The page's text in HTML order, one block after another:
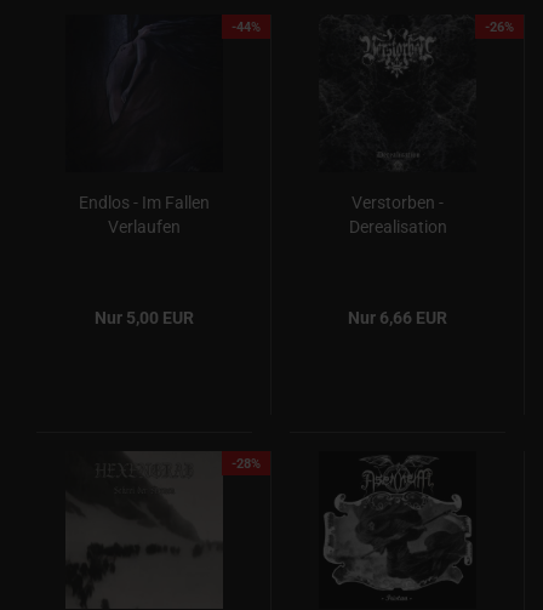
-44%
Endlos - Im Fallen
Verlaufen
Nur 5,00 EUR
-26%
Verstorben -
Derealisation
Nur 6,66 EUR
-28%